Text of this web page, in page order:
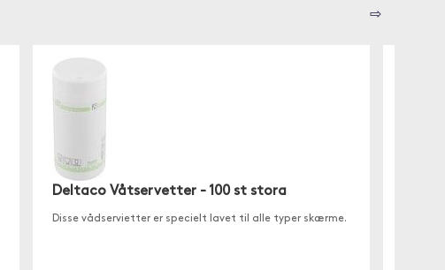
⇨
Deltaco Våtservetter - 100 st stora
Disse vådservietter er specielt lavet til alle typer skærme.